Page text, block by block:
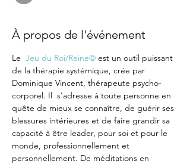
À propos de l'événement
Le Jeu du Roi/Reine© est un outil puissant
de la thérapie systémique, crée par
Dominique Vincent, thérapeute psycho-
corporel. Il  s’adresse à toute personne en
quête de mieux se connaître, de guérir ses
blessures intérieures et de faire grandir sa
capacité à être leader, pour soi et pour le
monde, professionnellement et
personnellement. De méditations en